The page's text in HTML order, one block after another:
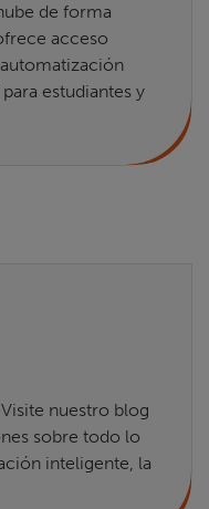
de forma
acceso
estudiantes y
nuestro blog
sobre todo lo
inteligente, la